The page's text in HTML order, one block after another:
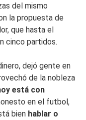
del mismo
la propuesta de
que hasta el
cinco partidos.
dejó gente en
de la nobleza
está con
en el futbol,
bien hablar o